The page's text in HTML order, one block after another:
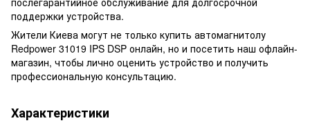
поддержки устройства.
Жители Киева могут не только купить автомагнитолу
Redpower 31019 IPS DSP онлайн, но и посетить наш офлайн-
магазин, чтобы лично оценить устройство и получить
профессиональную консультацию.
Характеристики